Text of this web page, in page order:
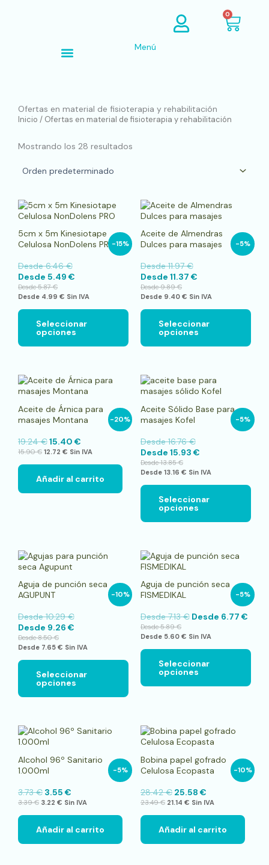
0
Cart
Menú
Ofertas en material de fisioterapia y rehabilitación
Inicio / Ofertas en material de fisioterapia y rehabilitación
Mostrando los 28 resultados
-15%
5cm x 5m Kinesiotape
Celulosa NonDolens PRO
Desde6.46€
Desde 5.49 €
Desde5.87€
Desde 4.99 € Sin IVA
Seleccionar
opciones
Este
producto
múltiples
variantes.
opciones
pueden
elegir
en
de
-5%
Aceite de Almendras
Dulces para masajes
Desde11.97€
Desde 11.37 €
Desde9.89€
Desde 9.40 € Sin IVA
Seleccionar
opciones
en
de
-20%
Aceite de Árnica para
masajes Montana
19.24€15.40 €
15.90€ 12.72 € Sin IVA
Añadir al carrito
-5%
Aceite Sólido Base para
masajes Kofel
Desde16.76€
Desde 15.93 €
Desde13.85€
Desde 13.16 € Sin IVA
Seleccionar
opciones
en
de
-10%
Aguja de punción seca
AGUPUNT
Desde10.29€
Desde 9.26 €
Desde8.50€
Desde 7.65 € Sin IVA
Seleccionar
opciones
Este
producto
múltiples
variantes.
opciones
pueden
elegir
en
página
de
-5%
Aguja de punción seca
FISMEDIKAL
Desde7.13€ Desde 6.77 €
Desde5.89€
Desde 5.60 € Sin IVA
Seleccionar
opciones
-5%
Alcohol 96º Sanitario
1.000ml
3.73€ 3.55 €
3.39€ 3.22 € Sin IVA
Añadir al carrito
-10%
Bobina papel gofrado
Celulosa Ecopasta
28.42€ 25.58 €
23.49€ 21.14 € Sin IVA
Añadir al carrito